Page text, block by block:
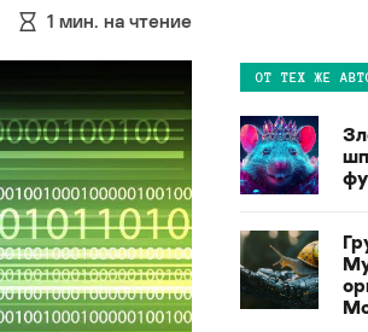
1 мин. на чтение
ОТ ТЕХ ЖЕ